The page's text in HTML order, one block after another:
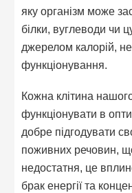
яку організм може
білки, вуглеводи чи
джерелом калорій,
функціонування.
Кожна клітина
функціонувати в
добре підгодувати
поживних речовин,
недостатня, це
брак енергії та